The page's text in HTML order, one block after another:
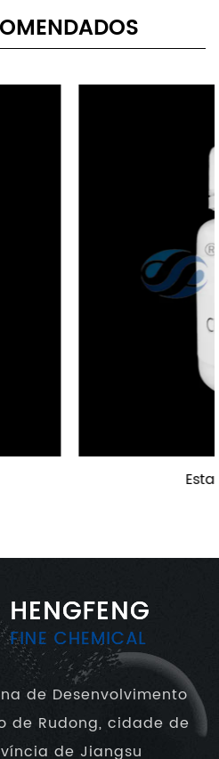
de Desenvolvimento
de Rudong, cidade de
de Jiangsu